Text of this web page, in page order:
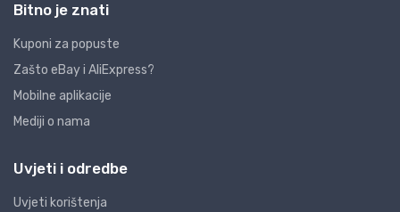
Bitno je znati
Kuponi za popuste
Zašto eBay i AliExpress?
Mobilne aplikacije
Mediji o nama
Uvjeti i odredbe
Uvjeti korištenja